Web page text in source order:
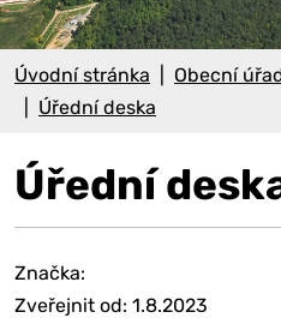
Úvodní stránka Obecní
Úřední deska
Úřední
Značka:
Zveřejnit od: 1.8.2023